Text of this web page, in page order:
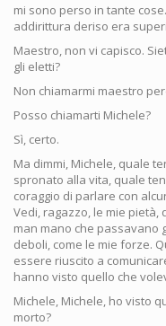
mi sono perso in tante
addirittura deriso era
Maestro, non vi capisco.
gli eletti?
Non chiamarmi maestro
Posso chiamarti Michele?
Sì, certo.
Ma dimmi, Michele, quale
spronato alla vita, quale
coraggio di parlare con
Vedi, ragazzo, le mie
man mano che passavano
deboli, come le mie forze.
essere riuscito a
hanno visto quello che
Michele, Michele, ho visto
morto?